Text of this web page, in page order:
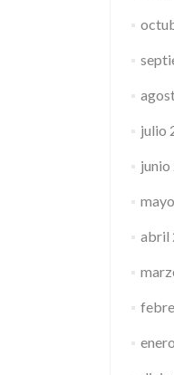
julio
junio
abril